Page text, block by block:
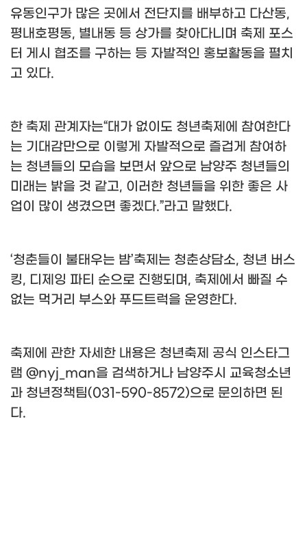
유동인구가 많은 곳에서 전단지를 배부하고 다산동,
평내호평동, 별내동 등 상가를 찾아다니며 축제 포스
터 게시 협조를 구하는 등 자발적인 홍보활동을 펼치
고 있다.
한 축제 관계자는“대가 없이도 청년축제에 참여한다
는 기대감만으로 이렇게 자발적으로 즐겁게 참여하
는 청년들의 모습을 보면서 앞으로 남양주 청년들의
미래는 밝을 것 같고, 이러한 청년들을 위한 좋은 사
업이 많이 생겼으면 좋겠다.”라고 말했다.
‘청춘들이 불태우는 밤’축제는 청춘상담소, 청년 버스
킹, 디제잉 파티 순으로 진행되며, 축제에서 빠질 수
없는 먹거리 부스와 푸드트럭을 운영한다.
축제에 관한 자세한 내용은 청년축제 공식 인스타그
램 @nyj_man을 검색하거나 남양주시 교육청소년
과 청년정책팀(031-590-8572)으로 문의하면 된
다.